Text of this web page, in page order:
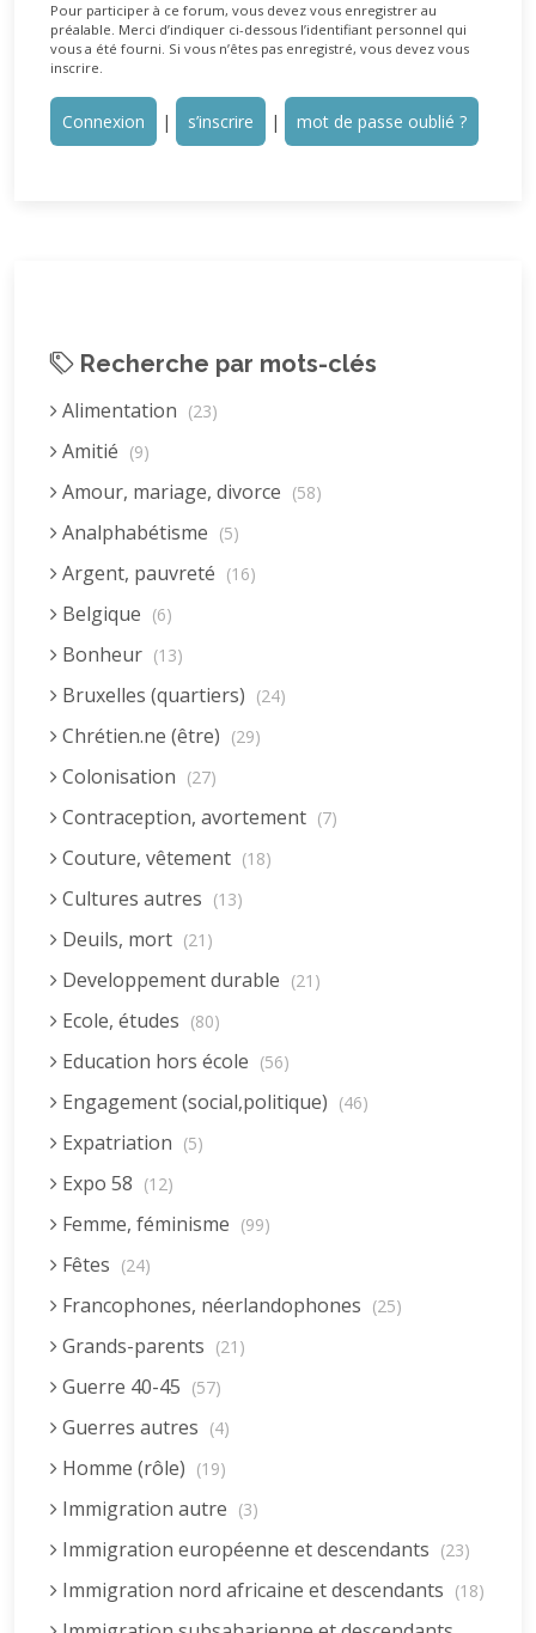
Pour participer à ce forum, vous devez vous enregistrer au
préalable. Merci d’indiquer ci-dessous l’identifiant personnel qui
vous a été fourni. Si vous n’êtes pas enregistré, vous devez vous
inscrire.
Connexion | s’inscrire | mot de passe oublié ?
Recherche par mots-clés
Alimentation (23)
Amitié (9)
Amour, mariage, divorce (58)
Analphabétisme (5)
Argent, pauvreté (16)
Belgique (6)
Bonheur (13)
Bruxelles (quartiers) (24)
Chrétien.ne (être) (29)
Colonisation (27)
Contraception, avortement (7)
Couture, vêtement (18)
Cultures autres (13)
Deuils, mort (21)
Developpement durable (21)
Ecole, études (80)
Education hors école (56)
Engagement (social,politique) (46)
Expatriation (5)
Expo 58 (12)
Femme, féminisme (99)
Fêtes (24)
Francophones, néerlandophones (25)
Grands-parents (21)
Guerre 40-45 (57)
Guerres autres (4)
Homme (rôle) (19)
Immigration autre (3)
Immigration européenne et descendants (23)
Immigration nord africaine et descendants (18)